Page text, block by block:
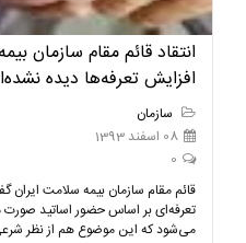
افزایش تعرفه‌ها دیده
سازمان
08 اسفند 1393
0
قائم مقام سازمان بیمه سلامت
تعرفه‌ای بر اساس حضور اساتید صورت
می‌شود که این موضوع هم از نظر